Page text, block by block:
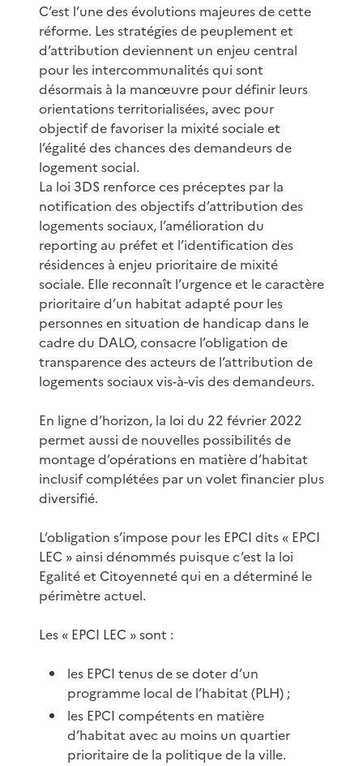
C’est l’une des évolutions majeures de cette
réforme. Les stratégies de peuplement et
d’attribution deviennent un enjeu central
pour les intercommunalités qui sont
désormais à la manœuvre pour définir leurs
orientations territorialisées, avec pour
objectif de favoriser la mixité sociale et
l’égalité des chances des demandeurs de
logement social.
La loi 3DS renforce ces préceptes par la
notification des objectifs d’attribution des
logements sociaux, l’amélioration du
reporting au préfet et l’identification des
résidences à enjeu prioritaire de mixité
sociale. Elle reconnaît l’urgence et le caractère
prioritaire d’un habitat adapté pour les
personnes en situation de handicap dans le
cadre du DALO, consacre l’obligation de
transparence des acteurs de l’attribution de
logements sociaux vis-à-vis des demandeurs.
En ligne d’horizon, la loi du 22 février 2022
permet aussi de nouvelles possibilités de
montage d’opérations en matière d’habitat
inclusif complétées par un volet financier plus
diversifié.
L’obligation s’impose pour les EPCI dits « EPCI
LEC » ainsi dénommés puisque c’est la loi
Egalité et Citoyenneté qui en a déterminé le
périmètre actuel.
Les « EPCI LEC » sont :
les EPCI tenus de se doter d’un
programme local de l’habitat (PLH) ;
les EPCI compétents en matière
d’habitat avec au moins un quartier
prioritaire de la politique de la ville.